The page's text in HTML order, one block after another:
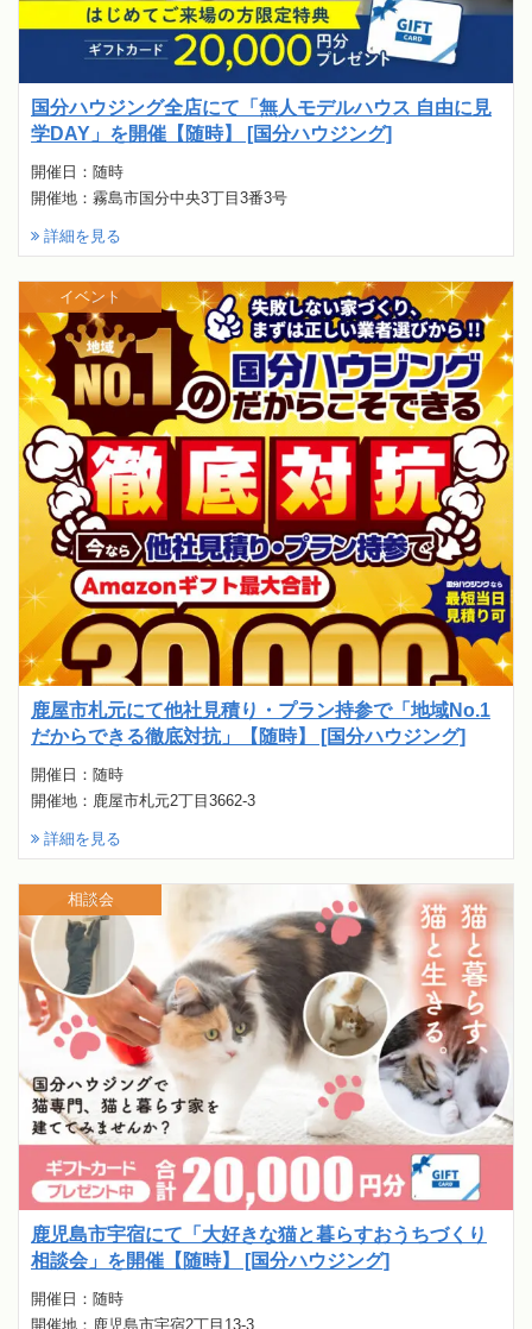
国分ハウジング全店にて「無人モデルハウス 自由に見
学DAY」を開催【随時】 [国分ハウジング]
開催日：随時
開催地：霧島市国分中央3丁目3番3号
詳細を見る
鹿屋市札元にて他社見積り・プラン持参で「地域No.1
だからできる徹底対抗」【随時】 [国分ハウジング]
開催日：随時
開催地：鹿屋市札元2丁目3662-3
詳細を見る
イベント
鹿児島市宇宿にて「大好きな猫と暮らすおうちづくり
相談会」を開催【随時】 [国分ハウジング]
開催日：随時
開催地：鹿児島市宇宿2丁目13-3
相談会